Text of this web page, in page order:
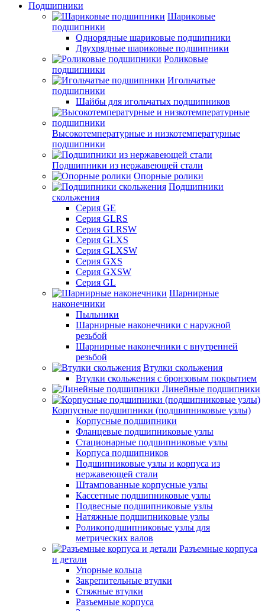
Подшипники
Шариковые
подшипники
Однорядные шариковые подшипники
Двухрядные шариковые подшипники
Роликовые
подшипники
Игольчатые
подшипники
Шайбы для игольчатых подшипников
Высокотемпературные и низкотемпературные
подшипники
Подшипники из нержавеющей стали
Опорные ролики
Подшипники
скольжения
Серия GE
Серия GLRS
Серия GLRSW
Серия GLXS
Серия GLXSW
Серия GXS
Серия GXSW
Серия GL
Шарнирные
наконечники
Пыльники
Шарнирные наконечники с наружной
резьбой
Шарнирные наконечники с внутренней
резьбой
Втулки скольжения
Втулки скольжения с бронзовым покрытием
Линейные подшипники
Корпусные подшипники (подшипниковые узлы)
Корпусные подшипники
Фланцевые подшипниковые узлы
Стационарные подшипниковые узлы
Корпуса подшипников
Подшипниковые узлы и корпуса из
нержавеющей стали
Штампованные корпусные узлы
Кассетные подшипниковые узлы
Подвесные подшипниковые узлы
Натяжные подшипниковые узлы
Роликоподшипниковые узлы для
метрических валов
Разъемные корпуса
и детали
Упорные кольца
Закрепительные втулки
Стяжные втулки
Разъемные корпуса